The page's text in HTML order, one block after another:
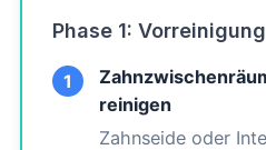
Phase 1: Vorreinigung
1
reinigen
Zahnseide oder